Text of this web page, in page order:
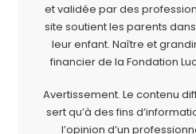
et validée par des
site soutient les parents
leur enfant. Naître et
financier de la Fondation
Avertissement. Le contenu
sert qu’à des fins
l’opinion d’un